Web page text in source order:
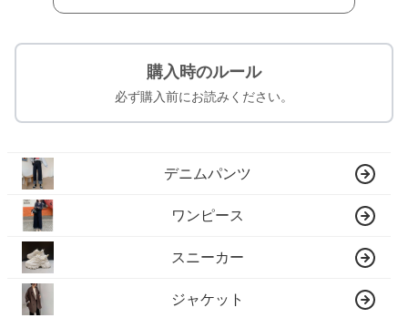
購入時のルール
必ず購入前にお読みください。
デニムパンツ
ワンピース
スニーカー
ジャケット